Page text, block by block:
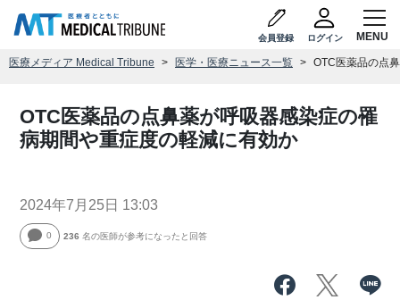
会員登録 ログイン
医療メディア Medical Tribune 医学・医療ニュース一覧 OTC医薬品の点
OTC医薬品の点鼻薬が呼吸器感染症の罹
病期間や重症度の軽減に有効か
2024年7月25日 13:03
0 236 名の医師が参考になったと回答